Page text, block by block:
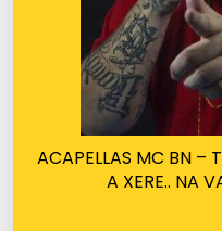
ACAPELLAS MC BN –
A XERE.. NA